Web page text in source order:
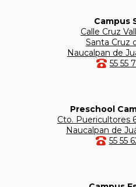
Campus
Calle Cruz
Santa Cruz
Naucalpan de
55 55
Preschool
Cto. Puericultores
Naucalpan de
55 55